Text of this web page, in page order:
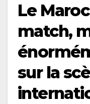
Le
match,
sur la